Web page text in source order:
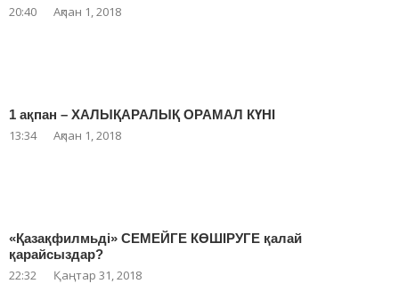
20:40 Ақпан 1, 2018
1 ақпан – ХАЛЫҚАРАЛЫҚ ОРАМАЛ КҮНІ
13:34 Ақпан 1, 2018
«Қазақфилмьді» СЕМЕЙГЕ КӨШІРУГЕ қалай
қарайсыздар?
22:32 Қаңтар 31, 2018